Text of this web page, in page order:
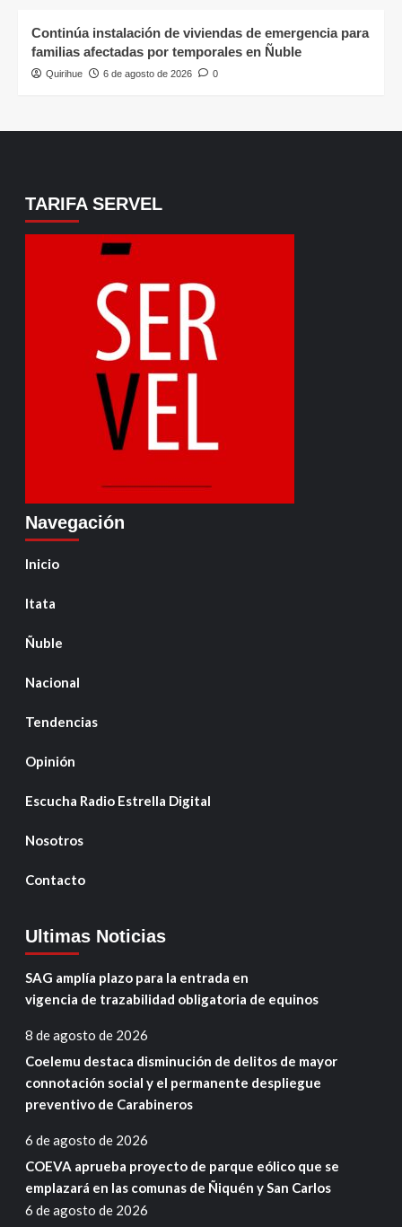
Continúa instalación de viviendas de emergencia para
familias afectadas por temporales en Ñuble
Quirihue 6 de agosto de 2026 0
TARIFA SERVEL
Navegación
Inicio
Itata
Ñuble
Nacional
Tendencias
Opinión
Escucha Radio Estrella Digital
Nosotros
Contacto
Ultimas Noticias
SAG amplía plazo para la entrada en
vigencia de trazabilidad obligatoria de equinos
8 de agosto de 2026
Coelemu destaca disminución de delitos de mayor
connotación social y el permanente despliegue
preventivo de Carabineros
6 de agosto de 2026
COEVA aprueba proyecto de parque eólico que se
emplazará en las comunas de Ñiquén y San Carlos
6 de agosto de 2026